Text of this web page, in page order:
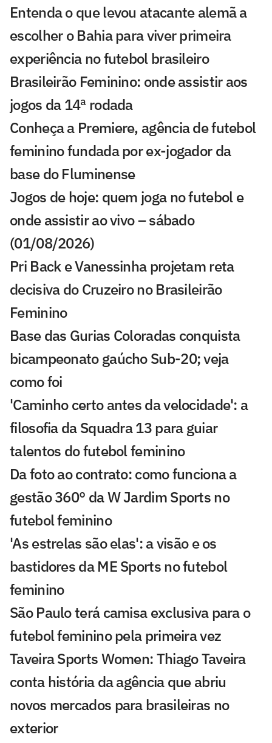
Entenda o que levou atacante alemã a
escolher o Bahia para viver primeira
experiência no futebol brasileiro
Brasileirão Feminino: onde assistir aos
jogos da 14ª rodada
Conheça a Premiere, agência de futebol
feminino fundada por ex-jogador da
base do Fluminense
Jogos de hoje: quem joga no futebol e
onde assistir ao vivo – sábado
(01/08/2026)
Pri Back e Vanessinha projetam reta
decisiva do Cruzeiro no Brasileirão
Feminino
Base das Gurias Coloradas conquista
bicampeonato gaúcho Sub-20; veja
como foi
'Caminho certo antes da velocidade': a
filosofia da Squadra 13 para guiar
talentos do futebol feminino
Da foto ao contrato: como funciona a
gestão 360° da W Jardim Sports no
futebol feminino
'As estrelas são elas': a visão e os
bastidores da ME Sports no futebol
feminino
São Paulo terá camisa exclusiva para o
futebol feminino pela primeira vez
Taveira Sports Women: Thiago Taveira
conta história da agência que abriu
novos mercados para brasileiras no
exterior